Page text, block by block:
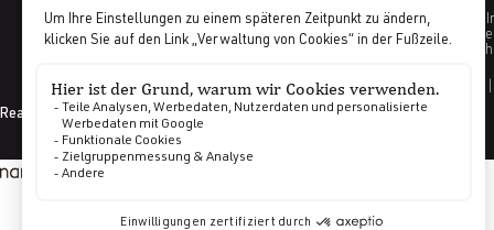
Indikator Prozentsatz der weiblichen
Indikator
GDS CODES
Realisiert von